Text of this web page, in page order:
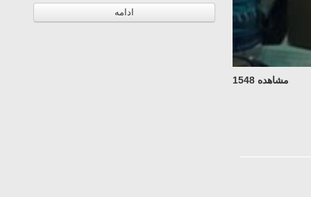
مشاهده 1548
ادامه